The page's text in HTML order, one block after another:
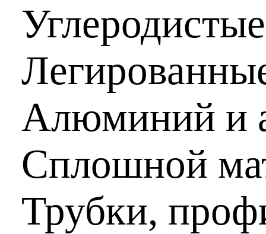
Алюминий и
Сплошной
Трубки,